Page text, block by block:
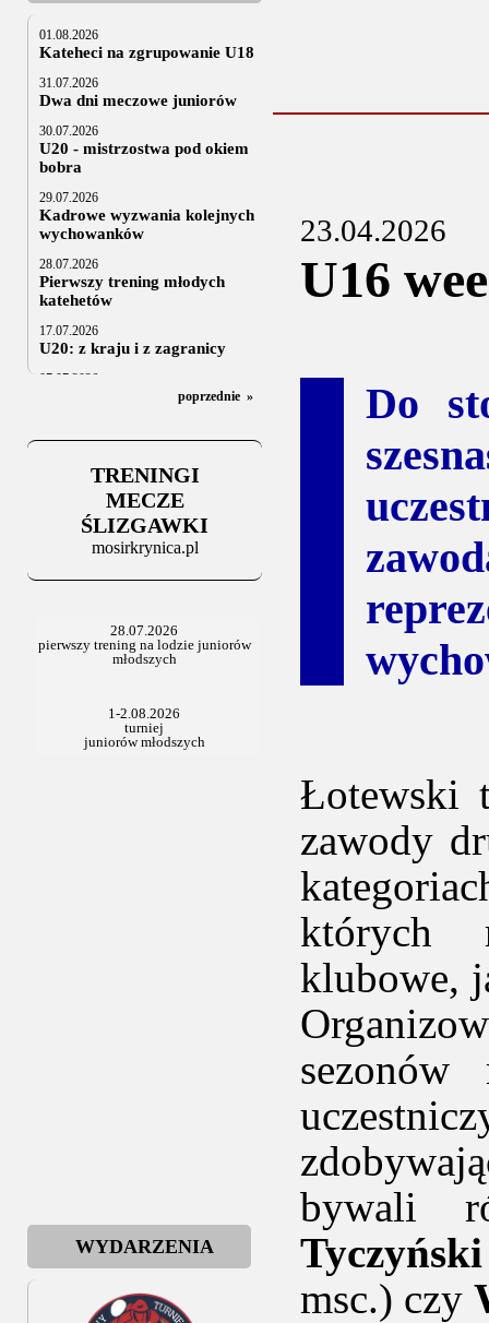
01.08.2026
Kateheci na zgrupowanie U18
31.07.2026
Dwa dni meczowe juniorów
30.07.2026
U20 - mistrzostwa pod okiem
bobra
29.07.2026
Kadrowe wyzwania kolejnych
wychowanków
28.07.2026
Pierwszy trening młodych
katehetów
17.07.2026
U20: z kraju i z zagranicy
07.07.2026
Za trzy tygodnie na lód
Stowarzyszenie po Walnym
poprzednie »
TRENINGI
MECZE
ŚLIZGAWKI
mosirkrynica.pl
WYDARZENIA
23.04.2026
U16
Do
Łotewski
zawody
których
klubowe,
bywali
Tyczyński
msc.) czy